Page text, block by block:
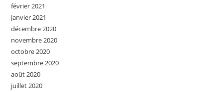
février 2021
janvier 2021
décembre 2020
novembre 2020
octobre 2020
septembre 2020
août 2020
juillet 2020